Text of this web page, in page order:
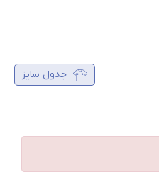
جدول سایز